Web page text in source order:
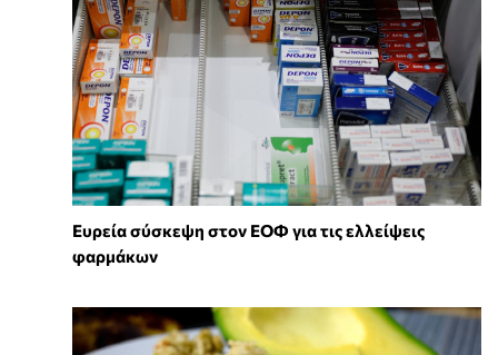
Ευρεία σύσκεψη στον ΕΟΦ για τις ελλείψεις
φαρμάκων